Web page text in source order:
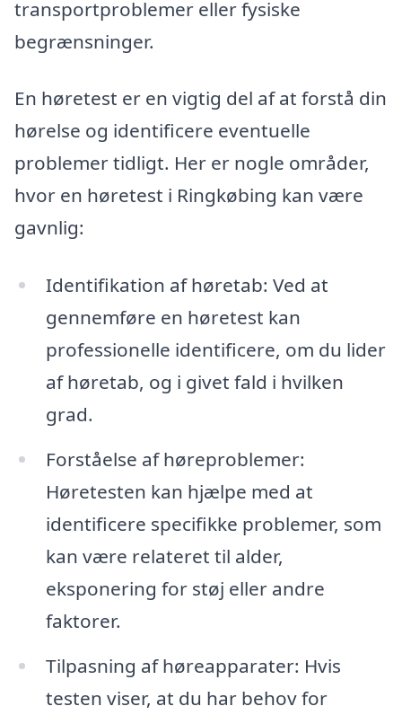
transportproblemer eller fysiske
begrænsninger.
En høretest er en vigtig del af at forstå din
hørelse og identificere eventuelle
problemer tidligt. Her er nogle områder,
hvor en høretest i Ringkøbing kan være
gavnlig:
Identifikation af høretab: Ved at
gennemføre en høretest kan
professionelle identificere, om du lider
af høretab, og i givet fald i hvilken
grad.
Forståelse af høreproblemer:
Høretesten kan hjælpe med at
identificere specifikke problemer, som
kan være relateret til alder,
eksponering for støj eller andre
faktorer.
Tilpasning af høreapparater: Hvis
testen viser, at du har behov for